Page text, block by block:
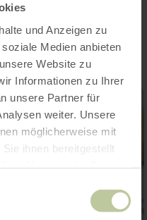
und Anzeigen zu
Medien anbieten
Website zu
Informationen zu Ihrer
unsere Partner für
weiter. Unsere
möglicherweise mit
ihnen bereitgestellt